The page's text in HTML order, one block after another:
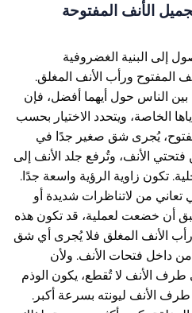
الأنف المفتوحة
إلى البنية الغضروفية
المفتوح ورأب الأنف المغلق.
الناس حول أيهما أفضل، فإن
الخاصة، ويتحدد الاختيار بحسب
يُجرى شق صغير جدًا في
الأنف، وتُرفع جلد الأنف إلى
تكون زاوية الرؤية واسعة جدًا.
من لاتناظرات شديدة أو
أن خضعت لعملية، قد تكون هذه
رأب الأنف المغلق فلا يُجرى أي شق
داخل فتحات الأنف. ولأن
طرف الأنف لا تُقطع، يكون الوذم
طرف الأنف ليونته بسرعة أكبر.